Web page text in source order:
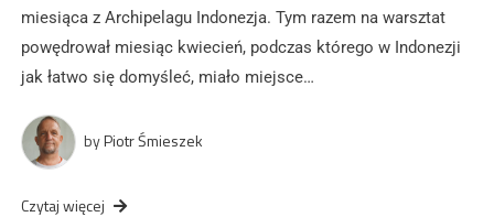
miesiąca z Archipelagu Indonezja. Tym razem na warsztat
powędrował miesiąc kwiecień, podczas którego w Indonezji
jak łatwo się domyśleć, miało miejsce…
byPiotr Śmieszek
Czytaj więcej